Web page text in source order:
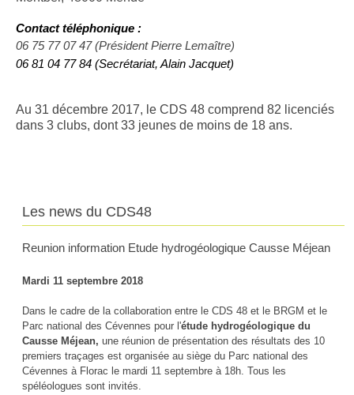
Contact téléphonique :
06 75 77 07 47 (Président Pierre Lemaître)
06 81 04 77 84 (Secrétariat, Alain Jacquet)
Au 31 décembre 2017, le CDS 48 comprend 82 licenciés
dans 3 clubs, dont 33 jeunes de moins de 18 ans.
Les news du CDS48
Reunion information Etude hydrogéologique Causse Méjean
Mardi 11 septembre 2018
Dans le cadre de la collaboration entre le CDS 48 et le BRGM et le
Parc national des Cévennes pour l'étude hydrogéologique du
Causse Méjean, une réunion de présentation des résultats des 10
premiers traçages est organisée au siège du Parc national des
Cévennes à Florac le mardi 11 septembre à 18h. Tous les
spéléologues sont invités.